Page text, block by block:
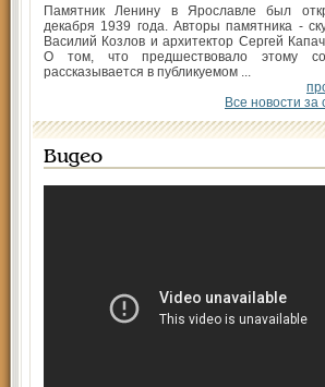
Памятник Ленину в Ярославле был
декабря 1939 года. Авторы памятника -
Василий Козлов и архитектор Сергей
О том, что предшествовало этому
рассказывается в публикуемом ...
Все новости за
Видео